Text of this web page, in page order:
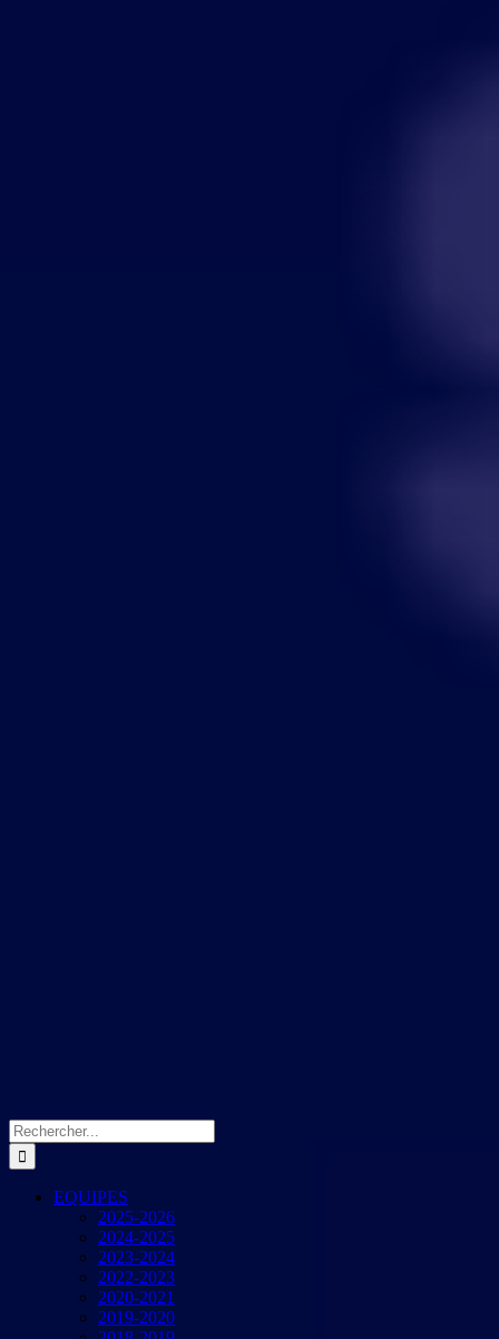
Rechercher:
EQUIPES
2025-2026
2024-2025
2023-2024
2022-2023
2020-2021
2019-2020